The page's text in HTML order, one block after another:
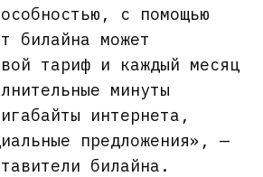
с помощью
билайна может
тариф и каждый месяц
минуты
интернета,
предложения», —
билайна.